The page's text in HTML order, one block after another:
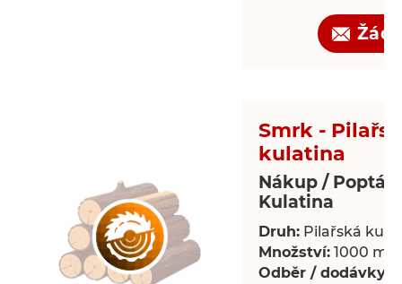
Smrk -
kulatina
Nákup /
Kulatina
Druh: Pilařská
Množství: 1000 m³
Odběr / dodávky: